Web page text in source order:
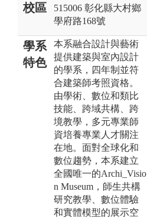
校區
515006 彰化縣大村鄉
學府路168號
學系
特色
本系融合設計與藝術
提供建築與室內設計
的學系，四年制並符
合建築師考照資格。
由學術、數位和類比
技能、跨域共構、跨
境教學，多元專業師
資培養專業人才關注
在地。面對全球化和
數位趨勢，本系建立
全國唯一的Archi_Visio
n Museum，師生共構
研究教學、數位體驗
和實體模型的展示空